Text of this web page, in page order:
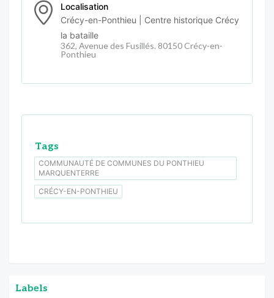
Localisation
Crécy-en-Ponthieu | Centre historique Crécy
la bataille
362, Avenue des Fusillés. 80150 Crécy-en-
Ponthieu
Tags
COMMUNAUTÉ DE COMMUNES DU PONTHIEU
MARQUENTERRE
CRÉCY-EN-PONTHIEU
Labels